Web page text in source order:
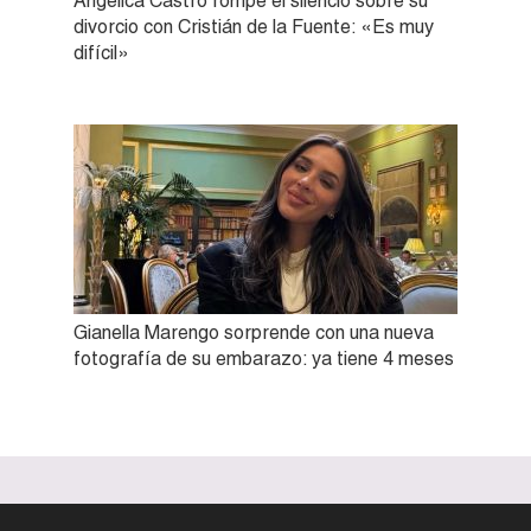
divorcio con Cristián de la Fuente: «Es muy
difícil»
Gianella Marengo sorprende con una nueva
fotografía de su embarazo: ya tiene 4 meses